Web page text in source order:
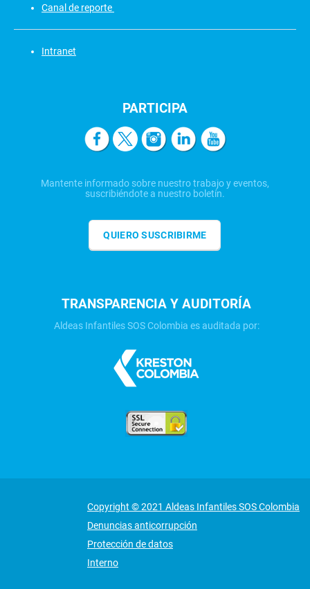
Canal de reporte
Intranet
PARTICIPA
Mantente informado sobre nuestro trabajo y eventos,
suscribiéndote a nuestro boletín.
QUIERO SUSCRIBIRME
TRANSPARENCIA Y AUDITORÍA
Aldeas Infantiles SOS Colombia es auditada por:
Copyright © 2021 Aldeas Infantiles SOS Colombia
Denuncias anticorrupción
Protección de datos
Interno